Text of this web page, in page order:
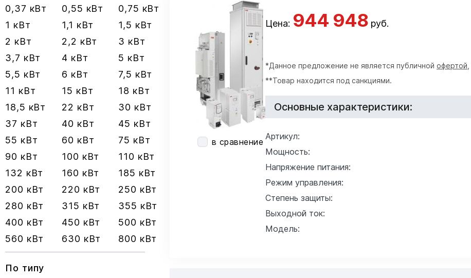
0,37 кВт
0,55 кВт
0,75 кВт
1 кВт
1,1 кВт
1,5 кВт
2 кВт
2,2 кВт
3 кВт
3,7 кВт
4 кВт
5 кВт
5,5 кВт
6 кВт
7,5 кВт
11 кВт
15 кВт
18 кВт
18,5 кВт
22 кВт
30 кВт
37 кВт
40 кВт
45 кВт
55 кВт
60 кВт
75 кВт
90 кВт
100 кВт
110 кВт
132 кВт
160 кВт
185 кВт
200 кВт
220 кВт
250 кВт
280 кВт
315 кВт
355 кВт
400 кВт
450 кВт
500 кВт
560 кВт
630 кВт 800 кВт
По типу
в сравнение
Цена: 944 948руб.
*Данное предложение не является публичной офертой
**Товар находится под санкциями.
Основные характеристики:
Артикул:
Мощность:
Напряжение питания:
Режим управления:
Степень защиты:
Выходной ток:
Модель: